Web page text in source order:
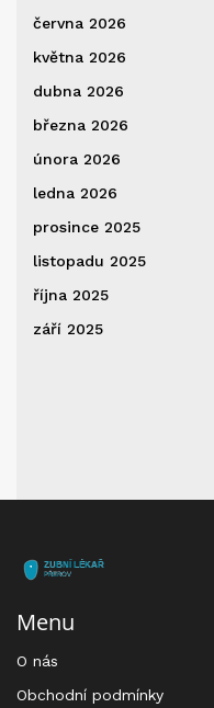
června 2026
května 2026
dubna 2026
března 2026
února 2026
ledna 2026
prosince 2025
listopadu 2025
října 2025
září 2025
Menu
O nás
Obchodní podmínky